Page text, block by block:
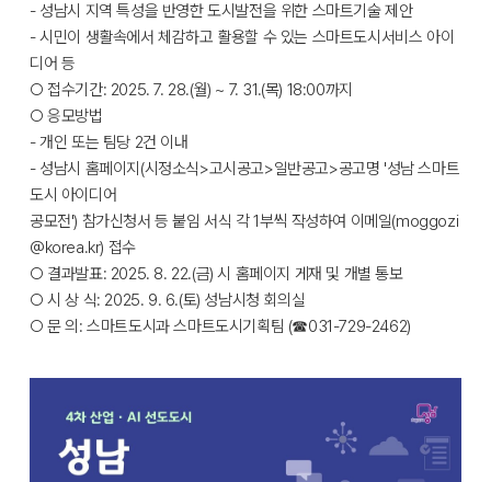
- 성남시 지역 특성을 반영한 도시발전을 위한 스마트기술 제안
- 시민이 생활속에서 체감하고 활용할 수 있는 스마트도시서비스 아이
디어 등
○ 접수기간: 2025. 7. 28.(월) ~ 7. 31.(목) 18:00까지
○ 응모방법
- 개인 또는 팀당 2건 이내
- 성남시 홈페이지(시정소식>고시공고>일반공고>공고명 '성남 스마트
도시 아이디어
공모전') 참가신청서 등 붙임 서식 각 1부씩 작성하여 이메일(moggozi
@korea.kr) 접수
○ 결과발표: 2025. 8. 22.(금) 시 홈페이지 게재 및 개별 통보
○ 시 상 식: 2025. 9. 6.(토) 성남시청 회의실
○ 문 의: 스마트도시과 스마트도시기획팀 (☎031-729-2462)